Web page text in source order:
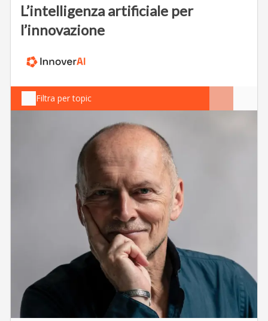
L’intelligenza artificiale per
l’innovazione
Filtra per topic